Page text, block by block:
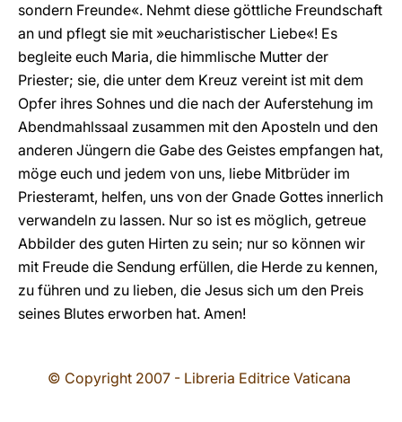
sondern Freunde«. Nehmt diese göttliche Freundschaft
an und pflegt sie mit »eucharistischer Liebe«! Es
begleite euch Maria, die himmlische Mutter der
Priester; sie, die unter dem Kreuz vereint ist mit dem
Opfer ihres Sohnes und die nach der Auferstehung im
Abendmahlssaal zusammen mit den Aposteln und den
anderen Jüngern die Gabe des Geistes empfangen hat,
möge euch und jedem von uns, liebe Mitbrüder im
Priesteramt, helfen, uns von der Gnade Gottes innerlich
verwandeln zu lassen. Nur so ist es möglich, getreue
Abbilder des guten Hirten zu sein; nur so können wir
mit Freude die Sendung erfüllen, die Herde zu kennen,
zu führen und zu lieben, die Jesus sich um den Preis
seines Blutes erworben hat. Amen!
© Copyright 2007 - Libreria Editrice Vaticana